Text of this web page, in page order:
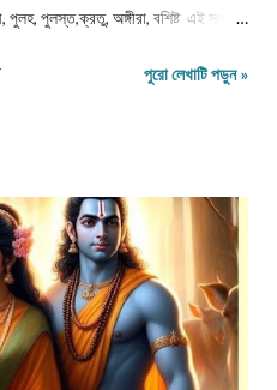
পুলহ, পুলস্ত,ক্রতু, অঙ্গীরা, বশিষ্ট এই সপ্ত
বিবাহ করেন। তার গর্ভে মহরষী
পুত্র কন্যা...
পুরো লেখাটি পড়ুন »